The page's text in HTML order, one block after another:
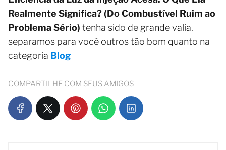
Realmente Significa? (Do Combustível Ruim ao
Problema Sério) tenha sido de grande valia,
separamos para você outros tão bom quanto na
categoria Blog
COMPARTILHE COM SEUS AMIGOS